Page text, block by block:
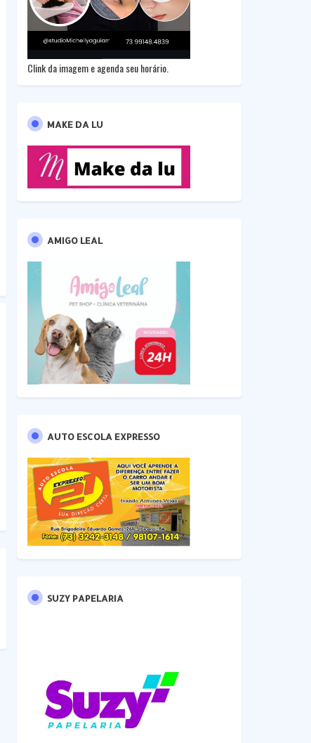
Clink da imagem e agenda seu horário.
MAKE DA LU
AMIGO LEAL
AUTO ESCOLA EXPRESSO
SUZY PAPELARIA